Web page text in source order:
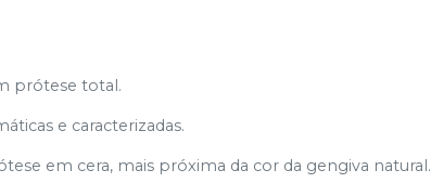
prótese total.
e caracterizadas.
em cera, mais próxima da cor da gengiva natural.